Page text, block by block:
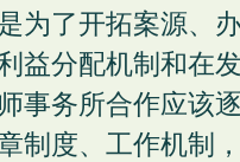
为了开拓案源、
益分配机制和在
事务所合作应该
制度、工作机制